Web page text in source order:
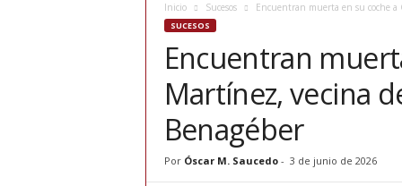
Inicio Sucesos Encuentran muerta en su coche
SUCESOS
Encuentran
Martínez, vecina
Benagéber
Por Óscar M. Saucedo- 3 de junio de 2026